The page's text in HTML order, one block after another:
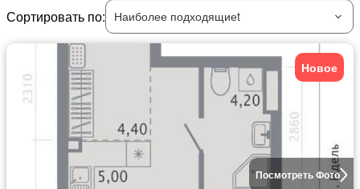
Сортировать по:
Наиболее подходящиеt
Посмотреть Фото
Новое